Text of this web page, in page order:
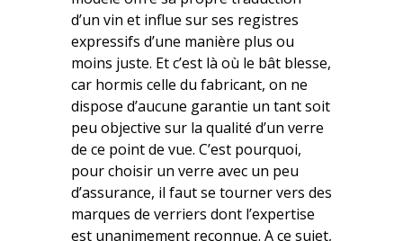
d’un vin et influe sur ses registres
expressifs d’une manière plus ou
moins juste. Et c’est là où le bât blesse,
car hormis celle du fabricant, on ne
dispose d’aucune garantie un tant soit
peu objective sur la qualité d’un verre
de ce point de vue. C’est pourquoi,
pour choisir un verre avec un peu
d’assurance, il faut se tourner vers des
marques de verriers dont l’expertise
est unanimement reconnue. A ce sujet,